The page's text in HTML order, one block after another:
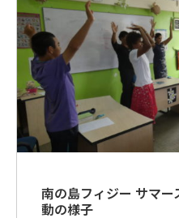
南の島フィジー サマ
動の様子